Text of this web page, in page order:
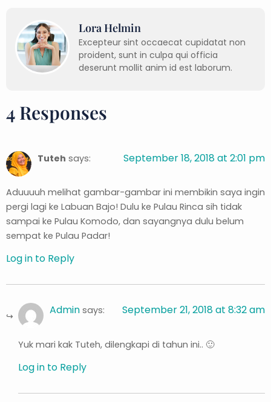
Lora Helmin
Excepteur sint occaecat cupidatat non
proident, sunt in culpa qui officia
deserunt mollit anim id est laborum.
4 Responses
Tuteh says: September 18, 2018 at 2:01 pm
Aduuuuh melihat gambar-gambar ini membikin saya ingin
pergi lagi ke Labuan Bajo! Dulu ke Pulau Rinca sih tidak
sampai ke Pulau Komodo, dan sayangnya dulu belum
sempat ke Pulau Padar!
Log in to Reply
Admin says: September 21, 2018 at 8:32 am
Yuk mari kak Tuteh, dilengkapi di tahun ini.. 🙂
Log in to Reply